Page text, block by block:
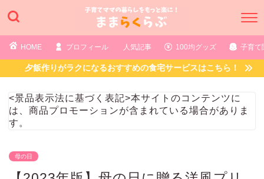
HOME プロフィール 人気記事 100均グッズ 子育て
夕飯作りがラクになるおすすめの食宅サービスはこちら！
<景品表示法に基づく表記>本サイトのコンテンツに
は、商品プロモーションが含まれている場合がありま
す。
母の日